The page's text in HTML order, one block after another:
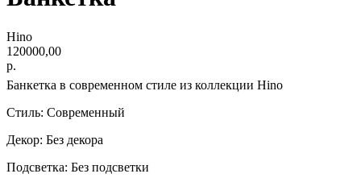
Hino
120000,00
р.
Банкетка в современном стиле из коллекции Hino
Стиль: Современный
Декор: Без декора
Подсветка: Без подсветки